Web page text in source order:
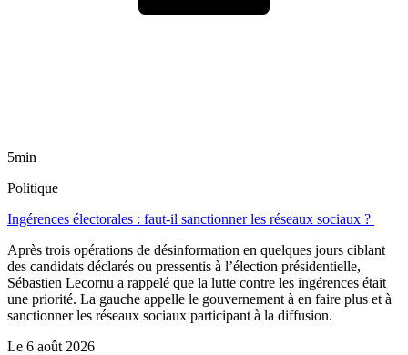
5min
Politique
Ingérences électorales : faut-il sanctionner les réseaux sociaux ?
Après trois opérations de désinformation en quelques jours ciblant
des candidats déclarés ou pressentis à l’élection présidentielle,
Sébastien Lecornu a rappelé que la lutte contre les ingérences était
une priorité. La gauche appelle le gouvernement à en faire plus et à
sanctionner les réseaux sociaux participant à la diffusion.
Le 6 août 2026